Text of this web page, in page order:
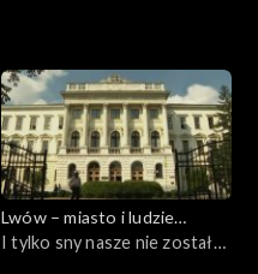
Lwów – miasto i ludzie
Niepodległej
I tylko sny nasze nie zostały